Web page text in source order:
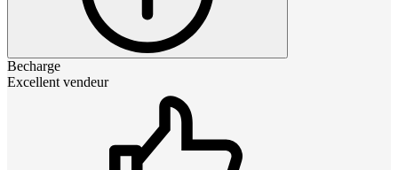
Becharge
Excellent vendeur